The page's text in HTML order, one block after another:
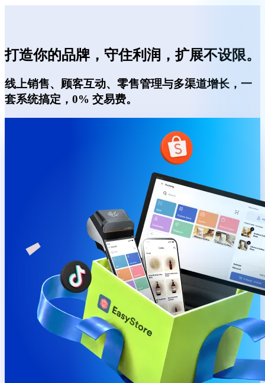
打造你的品牌，守住利润，扩展不设限。
线上销售、顾客互动、零售管理与多渠道增长，一
套系统搞定，0% 交易费。